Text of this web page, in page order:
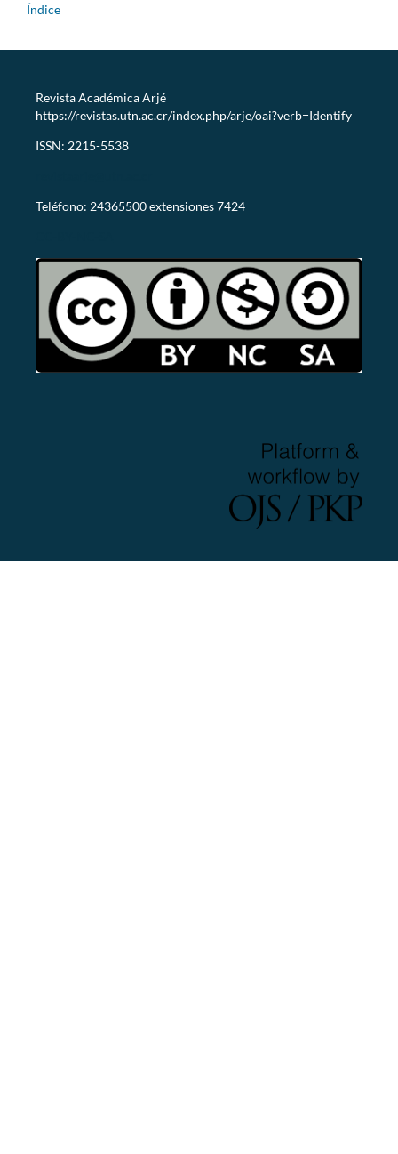
Índice
Revista Académica Arjé
https://revistas.utn.ac.cr/index.php/arje/oai?verb=Identify
ISSN: 2215-5538
Teléfono: 24365500 extensiones 7424